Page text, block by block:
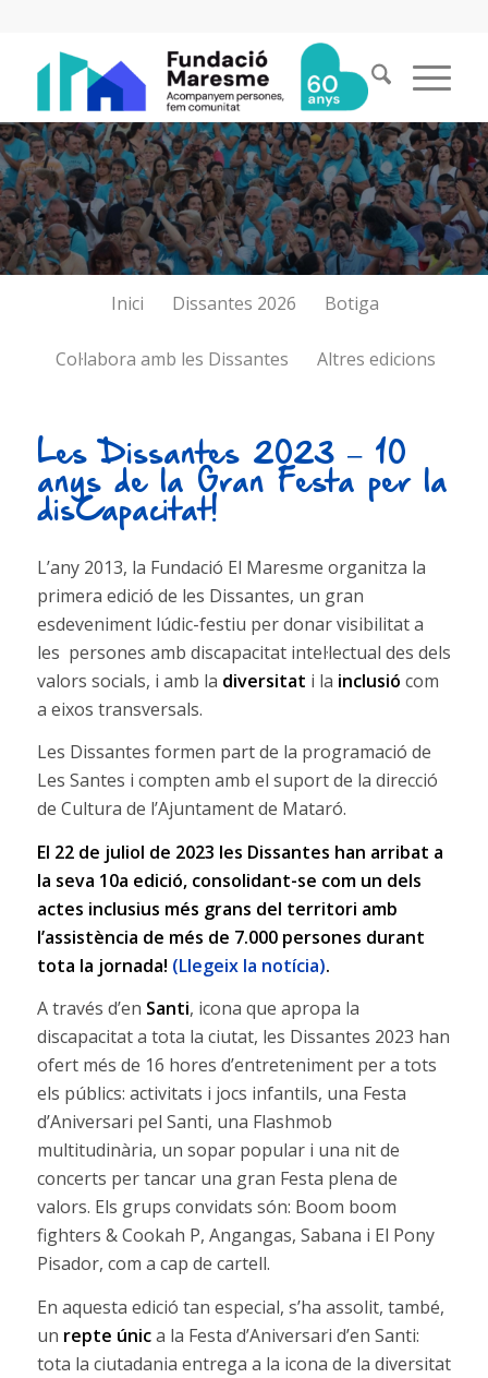
Inici Dissantes 2026 Botiga
Col·labora amb les Dissantes Altres edicions
Les Dissantes 2023 – 10
anys de la Gran Festa per la
disCapacitat!
L’any 2013, la Fundació El Maresme organitza la
primera edició de les Dissantes, un gran
esdeveniment lúdic-festiu per donar visibilitat a
les persones amb discapacitat intel·lectual des dels
valors socials, i amb la diversitat i la inclusió com
a eixos transversals.
Les Dissantes formen part de la programació de
Les Santes i compten amb el suport de la direcció
de Cultura de l’Ajuntament de Mataró.
El 22 de juliol de 2023 les Dissantes han arribat a
la seva 10a edició, consolidant-se com un dels
actes inclusius més grans del territori amb
l’assistència de més de 7.000 persones durant
tota la jornada! (Llegeix la notícia).
A través d’en Santi, icona que apropa la
discapacitat a tota la ciutat, les Dissantes 2023 han
ofert més de 16 hores d’entreteniment per a tots
els públics: activitats i jocs infantils, una Festa
d’Aniversari pel Santi, una Flashmob
multitudinària, un sopar popular i una nit de
concerts per tancar una gran Festa plena de
valors. Els grups convidats són: Boom boom
fighters & Cookah P, Angangas, Sabana i El Pony
Pisador, com a cap de cartell.
En aquesta edició tan especial, s’ha assolit, també,
un repte única la Festa d’Aniversari d’en Santi:
tota la ciutadania entrega a la icona de la diversitat